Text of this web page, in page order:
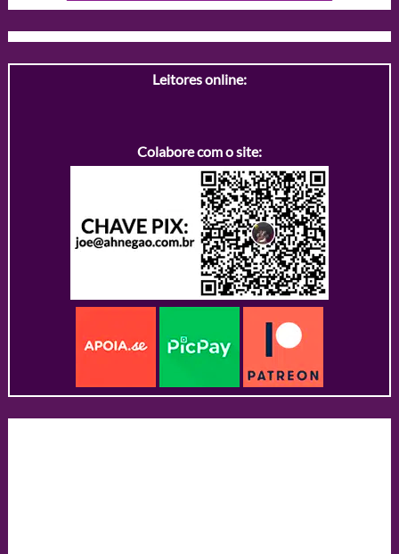
Leitores online:
Colabore com o site: